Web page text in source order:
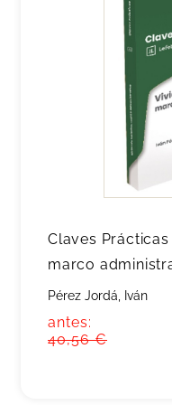
Claves
marco
Pérez Jordá, Iván
antes:
40,56 €